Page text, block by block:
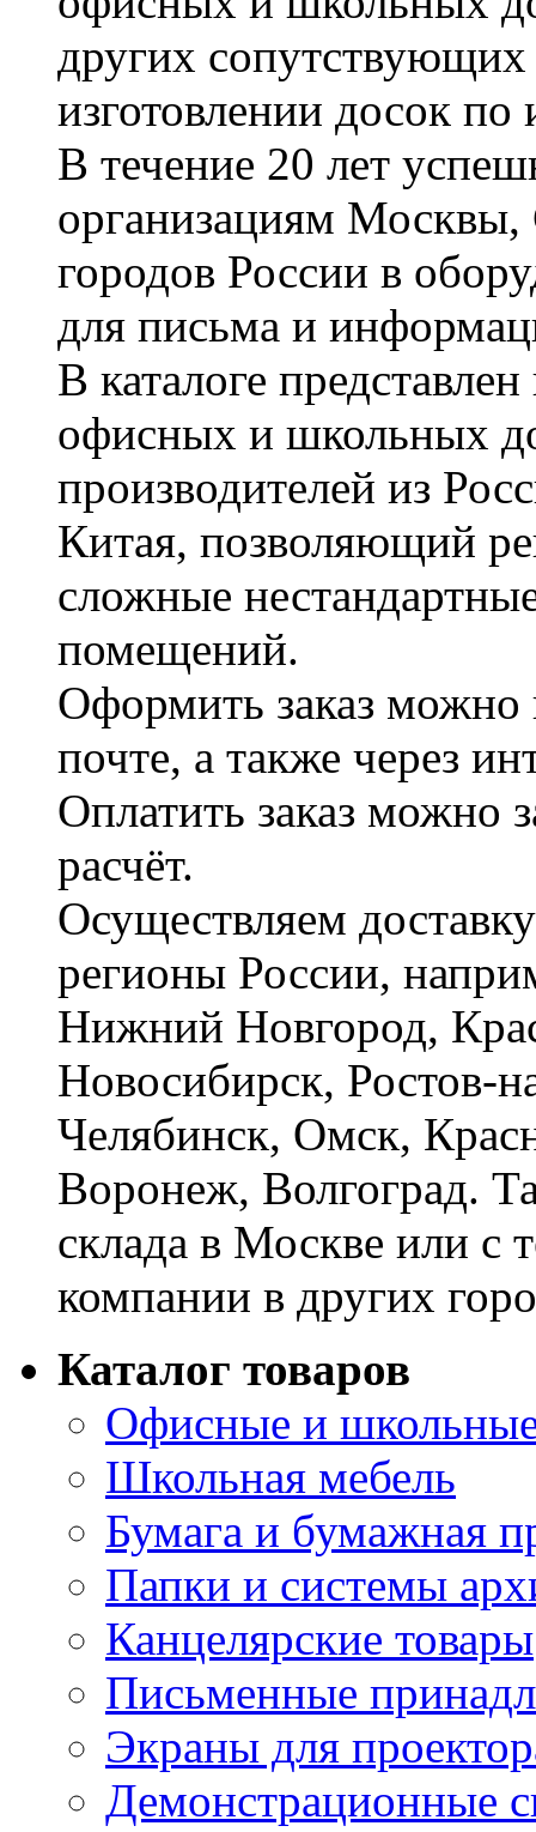
других сопутствующих
изготовлении досок по
В течение 20 лет
организациям Москвы,
городов России в
для письма и
В каталоге
офисных и школьных
производителей из
Китая, позволяющий
сложные
помещений.
Оформить заказ можно
почте, а также через
Оплатить заказ можно
расчёт.
Осуществляем
регионы России,
Нижний Новгород,
Новосибирск, Ростов-
Челябинск, Омск,
Воронеж, Волгоград.
склада в Москве или с
компании в других
Каталог товаров
Офисные и
Школьная мебель
Бумага и бумажная
Папки и системы
Канцелярские товары
Письменные
Экраны для
Демонстрационные